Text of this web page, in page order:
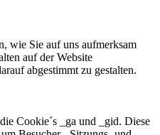
wie Sie auf uns aufmerksam
auf der Website
abgestimmt zu gestalten.
Cookie´s _ga und _gid. Diese